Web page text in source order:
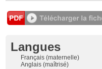
Langues
Français (maternelle)
Anglais (maîtrisé)